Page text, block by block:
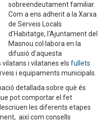
sobreendeutament familiar.
Com a ens adherit a la Xarxa
de Serveis Locals
d’Habitatge, l'Ajuntament del
Masnou col·labora en la
difusió d’aquesta
i vilatanes els fullets
i equipaments municipals.
detallada sobre què és
pot comportar el fet
les diferents etapes
així com consells